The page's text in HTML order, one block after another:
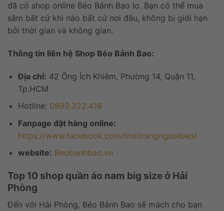
đã có shop online Béo Bảnh Bao lo. Bạn có thể mua
sắm bất cứ khi nào bất cứ nơi đâu, không bị giới hạn
bởi thời gian và không gian.
Thông tin liên hệ Shop Béo Bảnh Bao:
Địa chỉ: 42 Ông Ích Khiêm, Phường 14, Quận 11,
Tp.HCM
Hotline: 0899.322.418
Fanpage đặt hàng online:
https://www.facebook.com/thoitrangnguoibeo/
website: Beobanhbao.vn
Top 10 shop quần áo nam big size ở Hải
Phòng
Đến với Hải Phòng, Béo Bảnh Bao sẽ mách cho bạn